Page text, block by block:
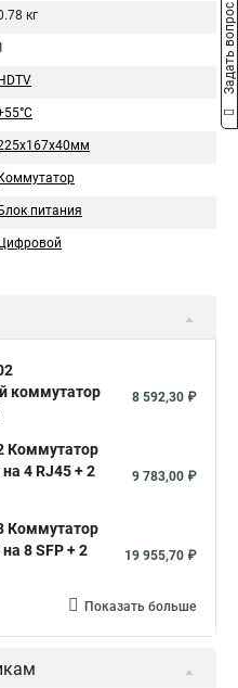
кг
HDTV
Коммутатор
Блок питания
Цифровой
коммутатор
8 592,30 ₽
Коммутатор
4 RJ45 + 2
9 783,00 ₽
Коммутатор
8 SFP + 2
19 955,70 ₽
Показать больше
Задать вопрос